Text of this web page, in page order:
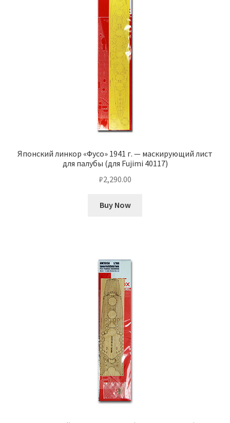
Японский линкор «Фусо» 1941 г. — маскирующий лист
для палубы (для Fujimi 40117)
₽2,290.00
Buy Now